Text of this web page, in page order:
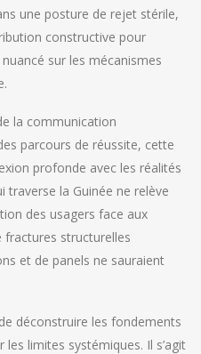
une posture de rejet stérile,
constructive pour
sur les mécanismes
la communication
parcours de réussite, cette
profonde avec les réalités
traverse la Guinée ne relève
des usagers face aux
fractures structurelles
et de panels ne sauraient
déconstruire les fondements
limites systémiques. Il s’agit